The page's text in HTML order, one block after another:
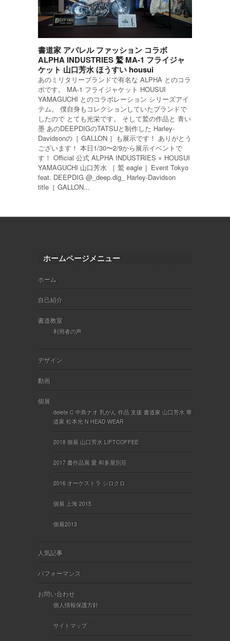
書道家 アパレル ファッション コラボ
ALPHA INDUSTRIES 鷲 MA-1 フライジャ
ケット 山口芳水 ほうすい housui
あのミリタリーブランドで有名な ALPHA とのコラ
ボです。 MA-1 フライジャケット HOUSUI
YAMAGUCHI とのコラボレーション シリーズアイ
テム。 僕自身もコレクションしていたブランドで
したので とても光栄です。 そして鷲の作品と 青い
墨 あのDEEPDIGのTATSUと制作した Harley-
Davidsonの［ GALLON ］も展示です！ ありがとう
ございます！ 本日1/30〜2/9から展示イベントで
す！ Official 公式 ALPHA INDUSTRIES × HOUSUI
YAMAGUCHI 山口芳水 ［ 鷲 eagle ］Event Tokyo
feat. DEEPDIG @_deep.dig_ Harley-Davidson
title［ GALLON...
ホームページメニュー
ホーム
自己紹介
書道教室
利用者の声
デザイン
動画
個展
delete C 中島ナオ 乳がん 作品 支援 書道家 山口芳水 華
道家 松本光 N HEAD WEAR
2018 個展 山口芳水 LIFTCOFFEE
2017 書作品展 愛 和多屋別荘
2016 オーケストラ シロクロ
個展 上海 2015
個展2013
人気記事
パフォーマンス
お問い合わせ
個人情報保護方針
サイトマップ